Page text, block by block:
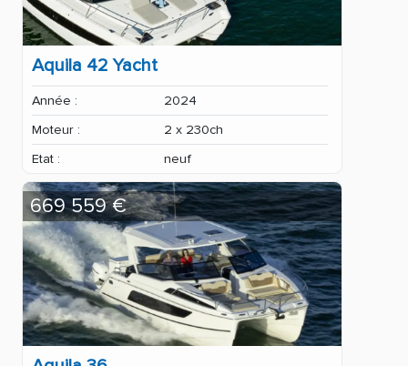
Aquila 42 Yacht
Année :
2024
Moteur :
2 x 230ch
Etat :
neuf
669 559 €